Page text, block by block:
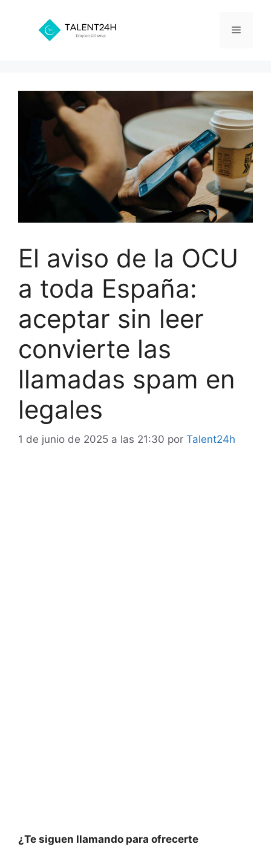
contenido
Menú
El aviso de la OCU
a toda España:
aceptar sin leer
convierte las
llamadas spam en
legales
1 de junio de 2025 a las 21:30 por Talent24h
¿Te siguen llamando para ofrecerte